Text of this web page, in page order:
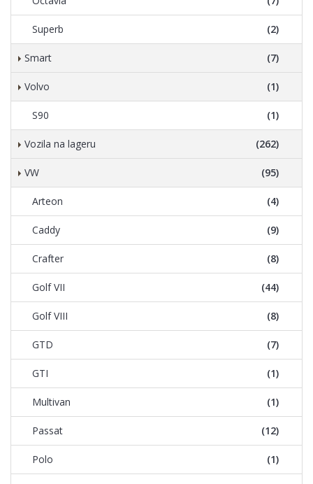
Superb (2)
Smart (7)
Volvo (1)
S90 (1)
Vozila na lageru (262)
VW (95)
Arteon (4)
Caddy (9)
Crafter (8)
Golf VII (44)
Golf VIII (8)
GTD (7)
GTI (1)
Multivan (1)
Passat (12)
Polo (1)